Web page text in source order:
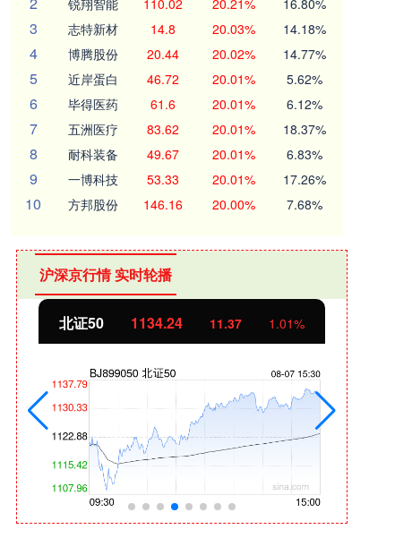
锐翔智能 110.02 20.21% 16.80%
3 志特新材 14.8 20.03% 14.18%
4 博腾股份 20.44 20.02% 14.77%
5 近岸蛋白 46.72 20.01% 5.62%
6 毕得医药 61.6 20.01% 6.12%
7 五洲医疗 83.62 20.01% 18.37%
8 耐科装备 49.67 20.01% 6.83%
9 一博科技 53.33 20.01% 17.26%
10 方邦股份 146.16 20.00% 7.68%
沪深京行情 实时轮播
北证50 1134.24 11.37 1.01%